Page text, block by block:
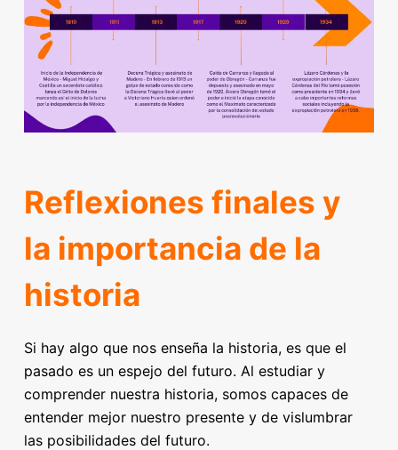
Reflexiones finales y
la importancia de la
historia
Si hay algo que nos enseña la historia, es que el
pasado es un espejo del futuro. Al estudiar y
comprender nuestra historia, somos capaces de
entender mejor nuestro presente y de vislumbrar
las posibilidades del futuro.